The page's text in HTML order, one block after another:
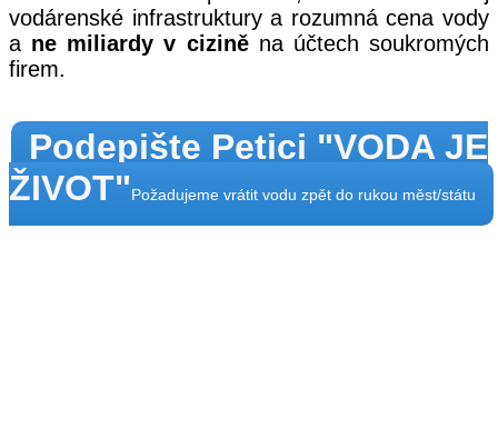
vodárenské infrastruktury a rozumná cena vody
a ne miliardy v ciziněna účtech soukromých
firem.
Podepište Petici "VODA JE
ŽIVOT"Požadujeme vrátit vodu zpět do rukou měst/státu